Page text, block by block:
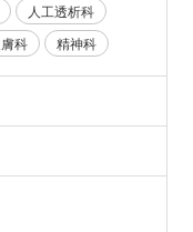
人工透析科
科 精神科